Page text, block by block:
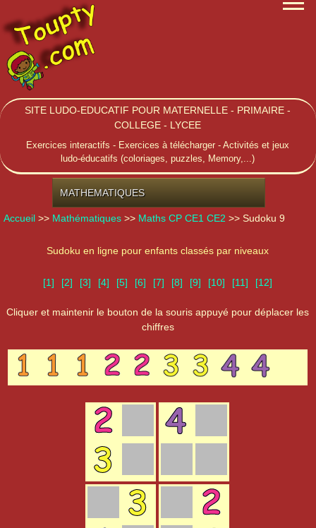
SITE LUDO-EDUCATIF POUR MATERNELLE - PRIMAIRE -
COLLEGE - LYCEE
Exercices interactifs - Exercices à télécharger - Activités et jeux
ludo-éducatifs (coloriages, puzzles, Memory,...)
MATHEMATIQUES
Accueil >> Mathématiques >> Maths CP CE1 CE2 >> Sudoku 9
Sudoku en ligne pour enfants classés par niveaux
[1] [2] [3] [4] [5] [6] [7] [8] [9] [10] [11] [12]
Cliquer et maintenir le bouton de la souris appuyé pour déplacer les
chiffres